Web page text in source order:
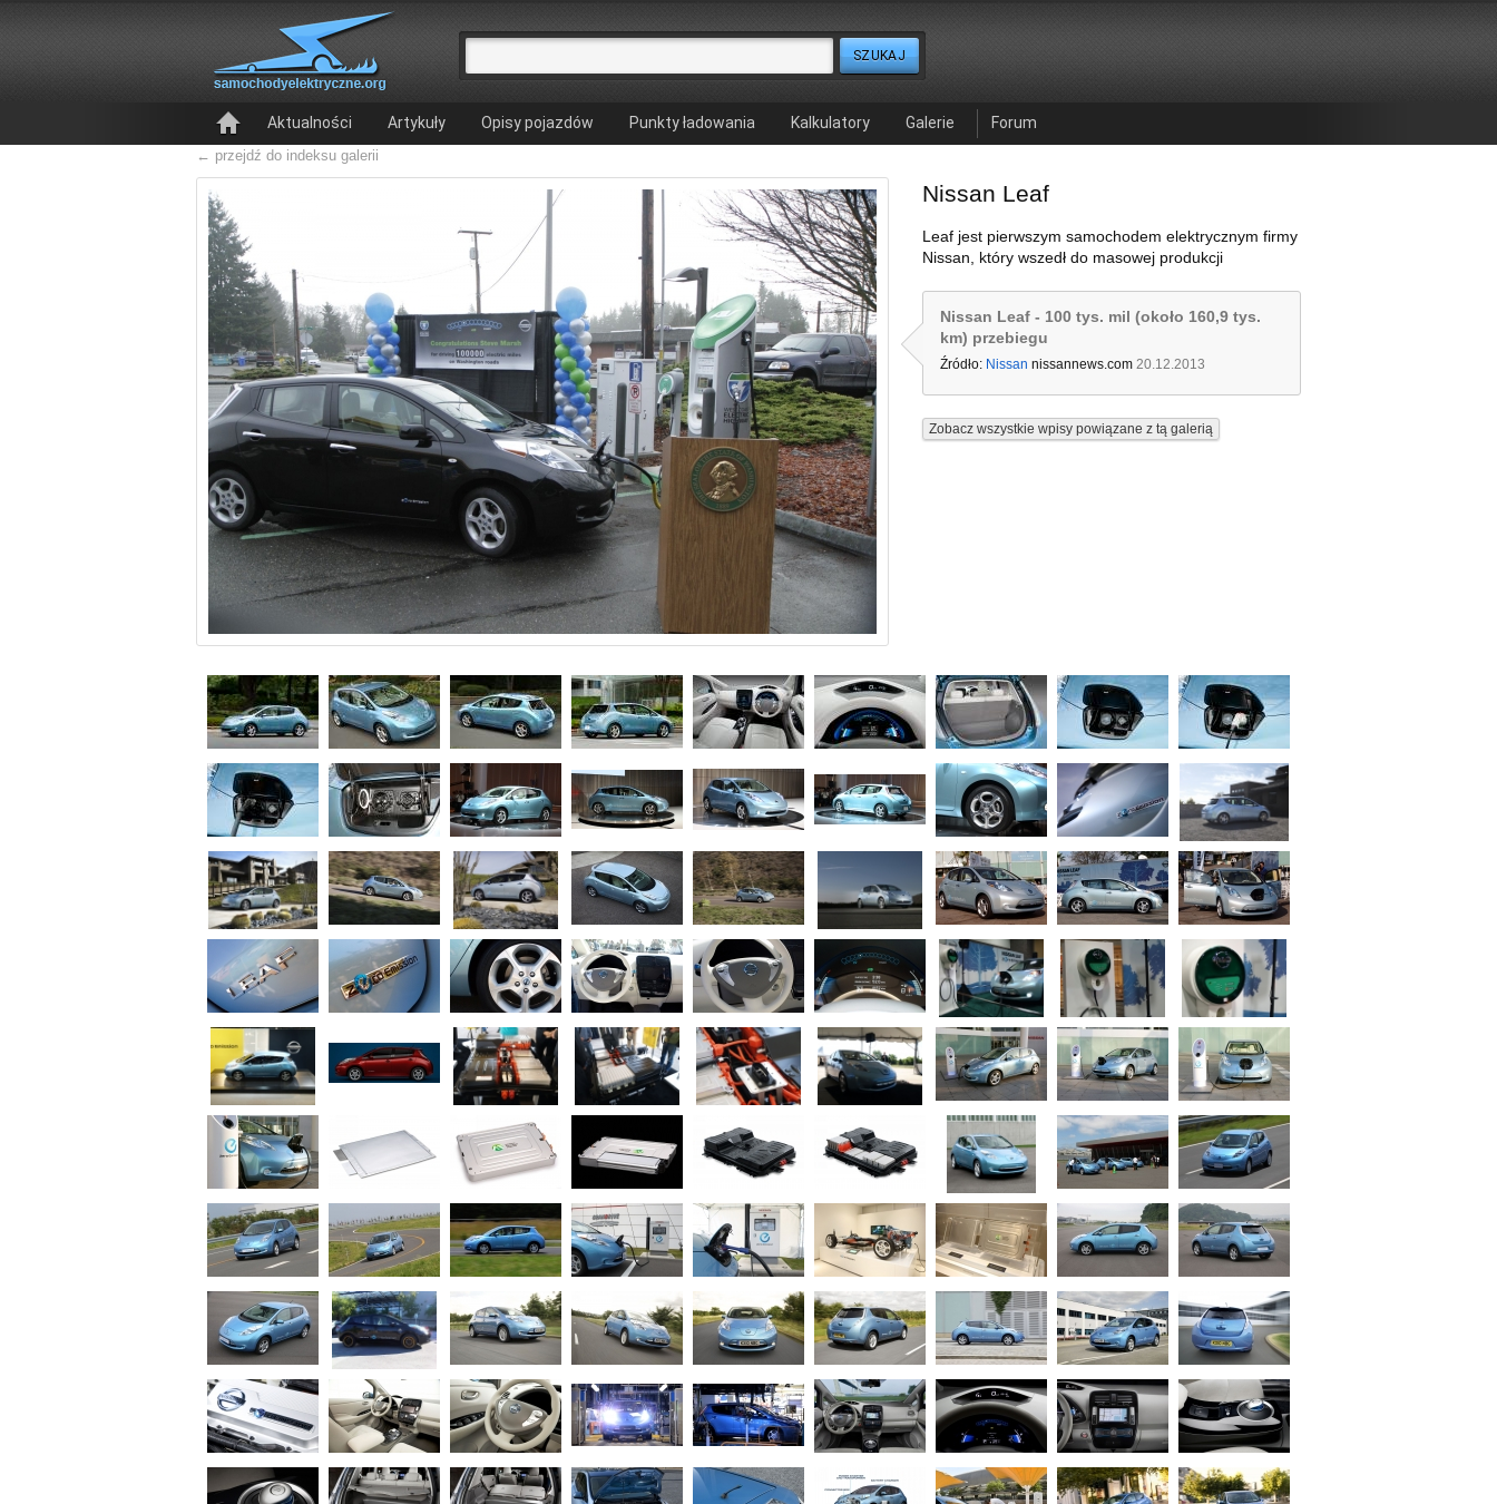
Aktualności Artykuły Opisy pojazdów Punkty ładowania Kalkulatory Galerie Forum
← przejdź do indeksu galerii
Nissan Leaf
Leaf jest pierwszym samochodem elektrycznym firmy
Nissan, który wszedł do masowej produkcji
Nissan Leaf - 100 tys. mil (około 160,9 tys.
km) przebiegu
Źródło: Nissan nissannews.com 20.12.2013
Zobacz wszystkie wpisy powiązane z tą galerią